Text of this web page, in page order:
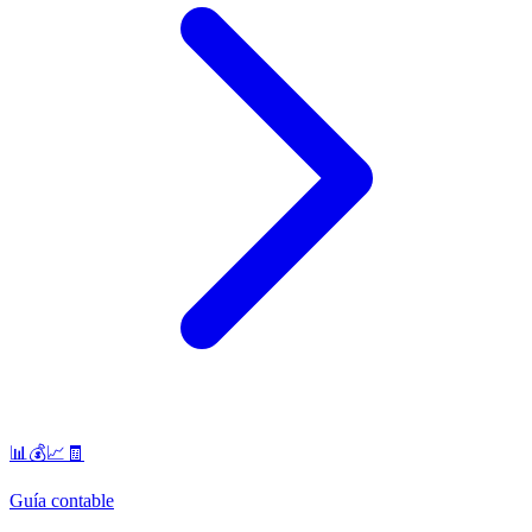
📊💰📈🧾
Guía contable